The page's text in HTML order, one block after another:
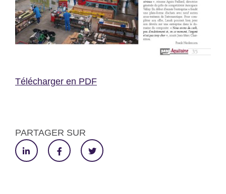
Télécharger en PDF
PARTAGER SUR